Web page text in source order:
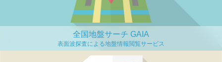
全国地盤サーチ GAIA